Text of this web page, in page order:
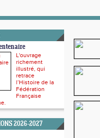
L'ouvrage
richement
illustré, qui
retrace
l’Histoire de la
Fédération
Française
2026-2027